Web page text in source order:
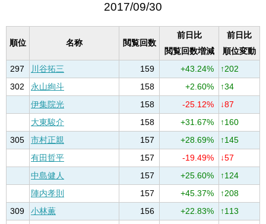
2017/09/30
順位 名称 閲覧回数
前日比
閲覧回数増減
前日比
順位変動
297
川谷拓三 159 +43.24%
↑202
302
永山絢斗 158 +2.60%
↑34
伊集院光
158 -25.12%
↓87
大東駿介
158 +31.67%
↑160
305
市村正親 157 +28.69%
↑145
有田哲平
157 -19.49%
↓57
中島健人
157 +25.60%
↑124
陣内孝則
157 +45.37%
↑208
309
小林薫 156 +22.83%
↑113